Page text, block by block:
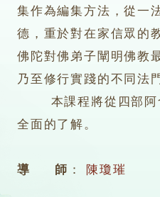
集作為編集方法，從一
德，重於對在家信眾的
佛陀對佛弟子闡明佛教
乃至修行實踐的不同法
本課程將從四部阿含
全面的了解。
導 師 ： 陳瓊璀